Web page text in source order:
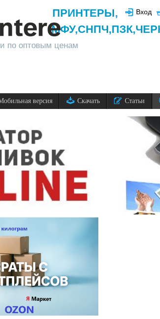
по оптовым ценам
Вход
ПРИНТЕРЫ,
МФУ,СНПЧ,ПЗК,
версия Скачать Статьи